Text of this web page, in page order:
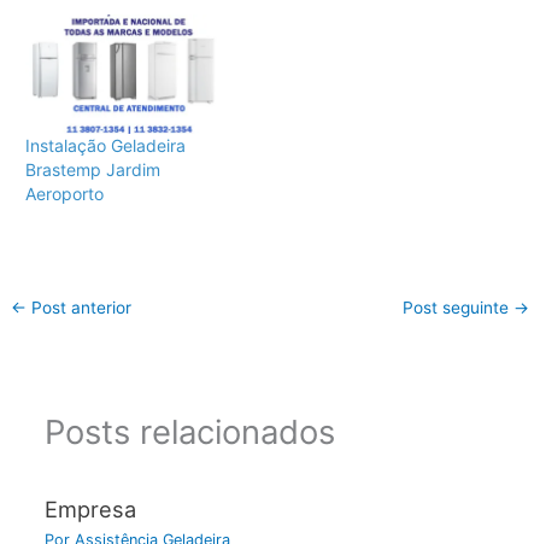
Instalação Geladeira
Brastemp Jardim
Aeroporto
← Post anterior Post seguinte →
Posts relacionados
Empresa
Por Assistência Geladeira